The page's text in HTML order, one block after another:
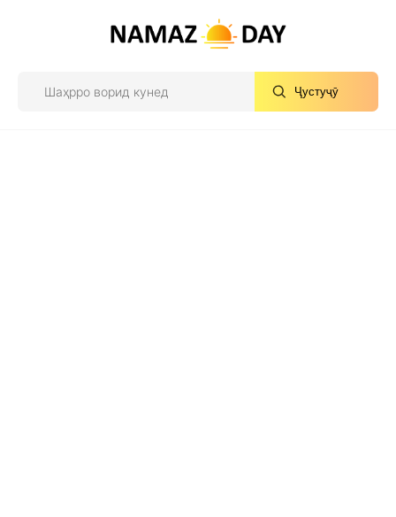
Ҷустуҷӯ